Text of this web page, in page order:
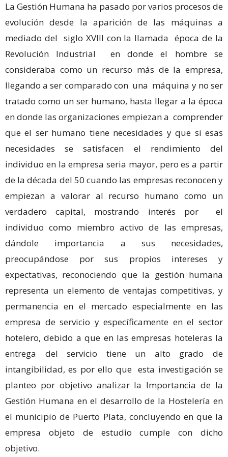
La Gestión Humana ha pasado por varios procesos de
evolución desde la aparición de las máquinas a
mediado del siglo XVIII con la llamada época de la
Revolución Industrial en donde el hombre se
consideraba como un recurso más de la empresa,
llegando a ser comparado con una máquina y no ser
tratado como un ser humano, hasta llegar a la época
en donde las organizaciones empiezan a comprender
que el ser humano tiene necesidades y que si esas
necesidades se satisfacen el rendimiento del
individuo en la empresa seria mayor, pero es a partir
de la década del 50 cuando las empresas reconocen y
empiezan a valorar al recurso humano como un
verdadero capital, mostrando interés por el
individuo como miembro activo de las empresas,
dándole importancia a sus necesidades,
preocupándose por sus propios intereses y
expectativas, reconociendo que la gestión humana
representa un elemento de ventajas competitivas, y
permanencia en el mercado especialmente en las
empresa de servicio y específicamente en el sector
hotelero, debido a que en las empresas hoteleras la
entrega del servicio tiene un alto grado de
intangibilidad, es por ello que esta investigación se
planteo por objetivo analizar la Importancia de la
Gestión Humana en el desarrollo de la Hostelería en
el municipio de Puerto Plata, concluyendo en que la
empresa objeto de estudio cumple con dicho
objetivo.